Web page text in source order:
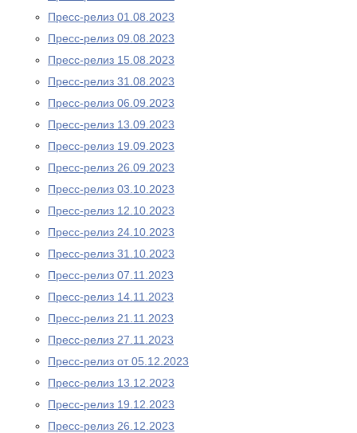
Пресс-релиз 01.08.2023
Пресс-релиз 09.08.2023
Пресс-релиз 15.08.2023
Пресс-релиз 31.08.2023
Пресс-релиз 06.09.2023
Пресс-релиз 13.09.2023
Пресс-релиз 19.09.2023
Пресс-релиз 26.09.2023
Пресс-релиз 03.10.2023
Пресс-релиз 12.10.2023
Пресс-релиз 24.10.2023
Пресс-релиз 31.10.2023
Пресс-релиз 07.11.2023
Пресс-релиз 14.11.2023
Пресс-релиз 21.11.2023
Пресс-релиз 27.11.2023
Пресс-релиз от 05.12.2023
Пресс-релиз 13.12.2023
Пресс-релиз 19.12.2023
Пресс-релиз 26.12.2023